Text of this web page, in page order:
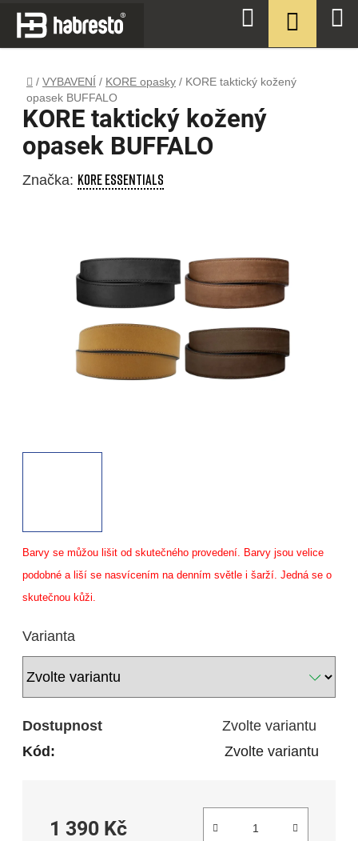
Přejít
obsah
Domů
/ VYBAVENÍ / KORE opasky / KORE taktický kožený
opasek BUFFALO
Barvy se můžou lišit od skutečného provedení. Barvy jsou velice
podobné a liší se nasvícením na denním světle i šarží. Jedná se o
skutečnou kůži.
Varianta
Dostupnost
Zvolte variantu
Kód:
Zvolte variantu
1 390 Kč
KORE taktický kožený
opasek BUFFALO
Značka: KORE ESSENTIALS